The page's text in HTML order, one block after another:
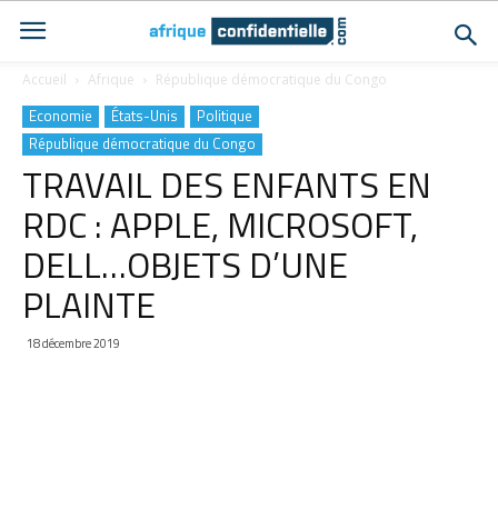
Accueil Afrique République démocratique du Congo
Economie États-Unis
Politique
République démocratique du Congo
TRAVAIL DES ENFANTS EN
RDC : APPLE, MICROSOFT,
DELL…OBJETS D’UNE
PLAINTE
18 décembre 2019